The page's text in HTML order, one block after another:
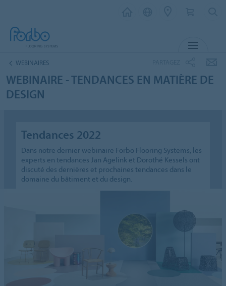
WEBINAIRES
WEBINAIRE - TENDANCES EN MATIÈRE DE
DESIGN
Tendances 2022
Dans notre dernier webinaire Forbo Flooring Systems, les
experts en tendances Jan Agelink et Dorothé Kessels ont
discuté des dernières et prochaines tendances dans le
domaine du bâtiment et du design.